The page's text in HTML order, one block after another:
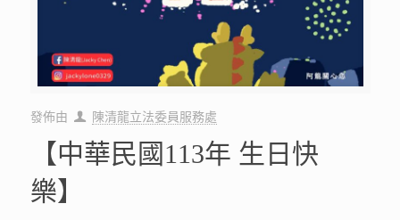
發佈由 陳清龍立法委員服務處
【中華民國113年 生日快
樂】